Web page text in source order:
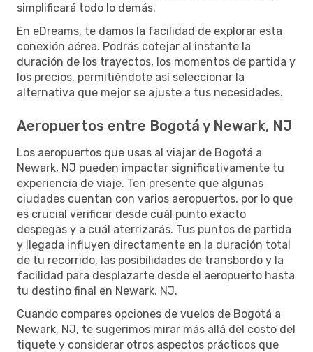
simplificará todo lo demás.
En eDreams, te damos la facilidad de explorar esta
conexión aérea. Podrás cotejar al instante la
duración de los trayectos, los momentos de partida y
los precios, permitiéndote así seleccionar la
alternativa que mejor se ajuste a tus necesidades.
Aeropuertos entre Bogotá y Newark, NJ
Los aeropuertos que usas al viajar de Bogotá a
Newark, NJ pueden impactar significativamente tu
experiencia de viaje. Ten presente que algunas
ciudades cuentan con varios aeropuertos, por lo que
es crucial verificar desde cuál punto exacto
despegas y a cuál aterrizarás. Tus puntos de partida
y llegada influyen directamente en la duración total
de tu recorrido, las posibilidades de transbordo y la
facilidad para desplazarte desde el aeropuerto hasta
tu destino final en Newark, NJ.
Cuando compares opciones de vuelos de Bogotá a
Newark, NJ, te sugerimos mirar más allá del costo del
tiquete y considerar otros aspectos prácticos que